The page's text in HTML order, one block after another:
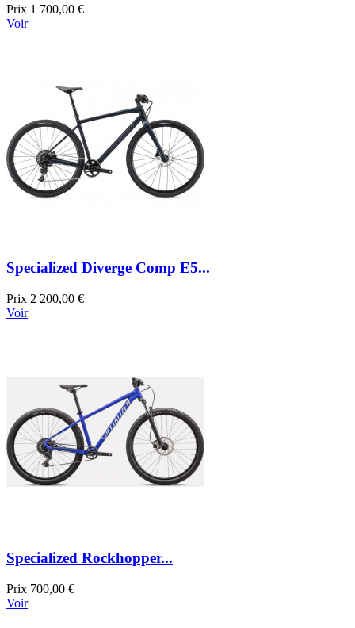
Prix 1 700,00 €
Voir
Specialized Diverge Comp E5...
Prix 2 200,00 €
Voir
Specialized Rockhopper...
Prix 700,00 €
Voir